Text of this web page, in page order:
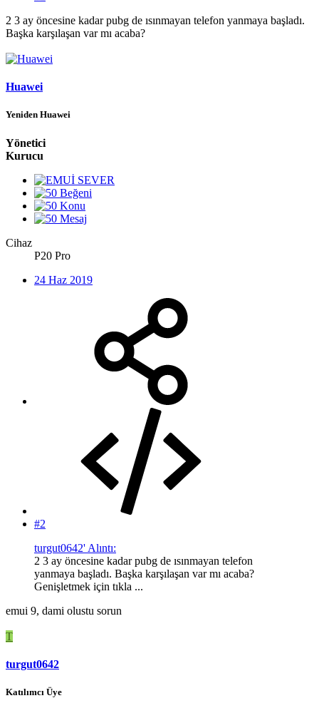
2 3 ay öncesine kadar pubg de ısınmayan telefon yanmaya başladı.
Başka karşılaşan var mı acaba?
Huawei
Yeniden Huawei
Yönetici
Kurucu
Cihaz
P20 Pro
24 Haz 2019
#2
turgut0642' Alıntı:
2 3 ay öncesine kadar pubg de ısınmayan telefon
yanmaya başladı. Başka karşılaşan var mı acaba?
Genişletmek için tıkla ...
emui 9, dami olustu sorun
T
turgut0642
Katılımcı Üye